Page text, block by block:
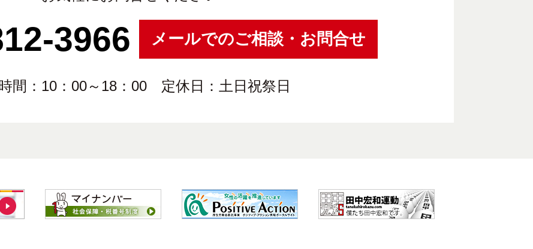
3966 メールでのご相談・お問合せ
間：10：00～18：00 定休日：土日祝祭日